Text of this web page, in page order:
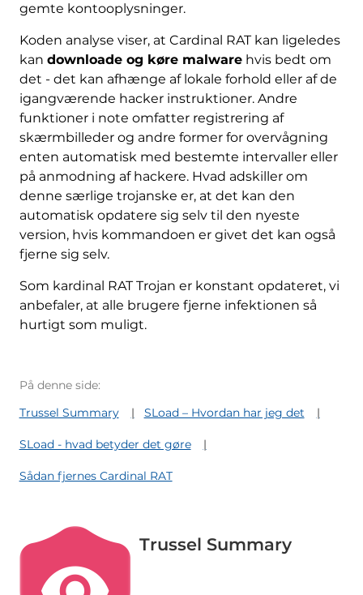
gemte kontooplysninger.
Koden analyse viser, at Cardinal RAT kan ligeledes
kan downloade og køre malwarehvis bedt om
det - det kan afhænge af lokale forhold eller af de
igangværende hacker instruktioner. Andre
funktioner i note omfatter registrering af
skærmbilleder og andre former for overvågning
enten automatisk med bestemte intervaller eller
på anmodning af hackere. Hvad adskiller om
denne særlige trojanske er, at det kan den
automatisk opdatere sig selv til den nyeste
version, hvis kommandoen er givet det kan også
fjerne sig selv.
Som kardinal RAT Trojan er konstant opdateret, vi
anbefaler, at alle brugere fjerne infektionen så
hurtigt som muligt.
På denne side:
Trussel Summary
SLoad – Hvordan har jeg det
SLoad - hvad betyder det gøre
Sådan fjernes Cardinal RAT
Trussel Summary